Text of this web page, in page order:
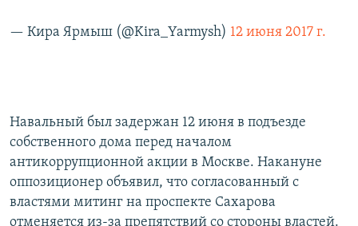
— Кира Ярмыш (@Kira_Yarmysh) 12 июня 2017 г.
Навальный был задержан 12 июня в подъезде
собственного дома перед началом
антикоррупционной акции в Москве. Накануне
оппозиционер объявил, что согласованный с
властями митинг на проспекте Сахарова
отменяется из-за препятствий со стороны властей.